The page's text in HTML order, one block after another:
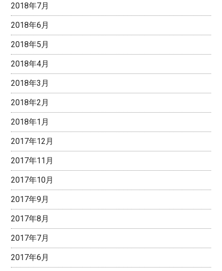
2018年7月
2018年6月
2018年5月
2018年4月
2018年3月
2018年2月
2018年1月
2017年12月
2017年11月
2017年10月
2017年9月
2017年8月
2017年7月
2017年6月